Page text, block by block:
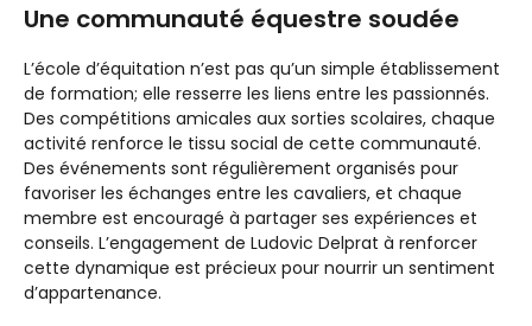
Une communauté équestre soudée
L’école d’équitation n’est pas qu’un simple établissement
de formation; elle resserre les liens entre les passionnés.
Des compétitions amicales aux sorties scolaires, chaque
activité renforce le tissu social de cette communauté.
Des événements sont régulièrement organisés pour
favoriser les échanges entre les cavaliers, et chaque
membre est encouragé à partager ses expériences et
conseils. L’engagement de Ludovic Delprat à renforcer
cette dynamique est précieux pour nourrir un sentiment
d’appartenance.